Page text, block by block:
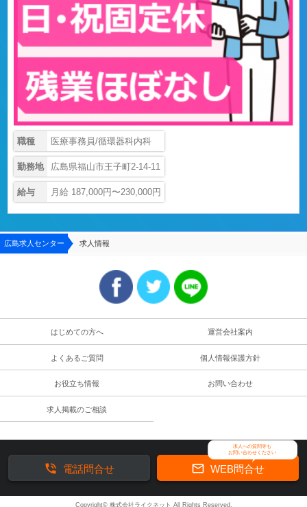
職種 医療事務員/循環器科内科
勤務地 広島県福山市王子町2-14-11
給与 月給 187,000円〜230,000円
広島求人センター 求人情報
はじめての方へ 運営会社案内
よくあるご質問 個人情報保護方針
お役立ち情報 お問い合わせ
求人掲載のご相談
求人への質問等も
お問い合わせください
 WEB問合せ
 電話問合せ
Copyright© 株式会社ライクネット All Rights Reserved.